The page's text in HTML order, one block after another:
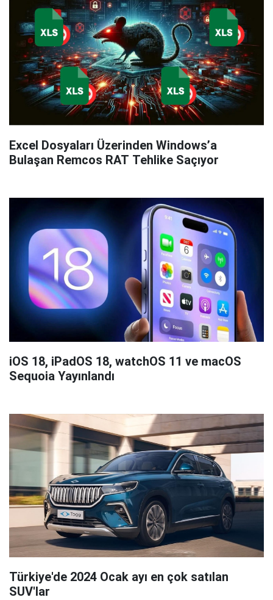
Excel Dosyaları Üzerinden Windows’a
Bulaşan Remcos RAT Tehlike Saçıyor
iOS 18, iPadOS 18, watchOS 11 ve macOS
Sequoia Yayınlandı
Türkiye'de 2024 Ocak ayı en çok satılan
SUV'lar